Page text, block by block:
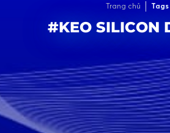
Trang chủ Tags
#KEO SILICON